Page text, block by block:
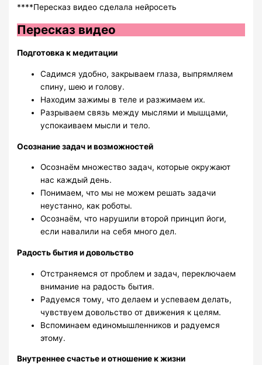
****Пересказ видео сделала нейросеть
Пересказ видео
Подготовка к медитации
Садимся удобно, закрываем глаза, выпрямляем
спину, шею и голову.
Находим зажимы в теле и разжимаем их.
Разрываем связь между мыслями и мышцами,
успокаиваем мысли и тело.
Осознание задач и возможностей
Осознаём множество задач, которые окружают
нас каждый день.
Понимаем, что мы не можем решать задачи
неустанно, как роботы.
Осознаём, что нарушили второй принцип йоги,
если навалили на себя много дел.
Радость бытия и довольство
Отстраняемся от проблем и задач, переключаем
внимание на радость бытия.
Радуемся тому, что делаем и успеваем делать,
чувствуем довольство от движения к целям.
Вспоминаем единомышленников и радуемся
этому.
Внутреннее счастье и отношение к жизни